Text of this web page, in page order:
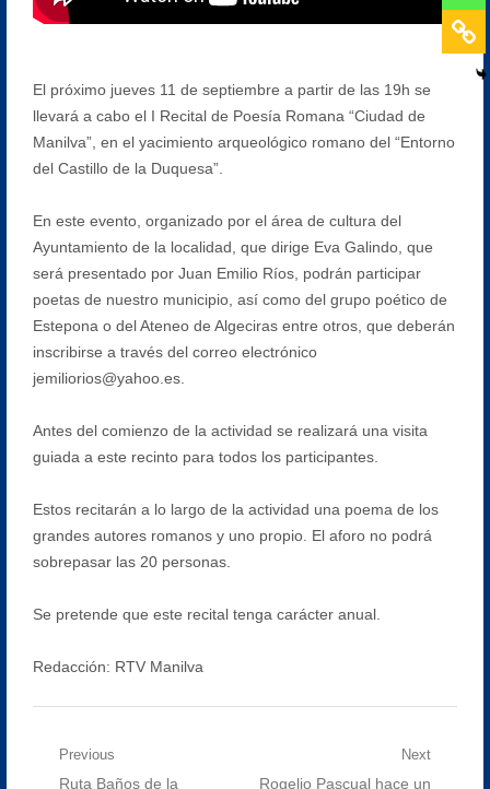
El próximo jueves 11 de septiembre a partir de las 19h se
llevará a cabo el I Recital de Poesía Romana “Ciudad de
Manilva”, en el yacimiento arqueológico romano del “Entorno
del Castillo de la Duquesa”.
En este evento, organizado por el área de cultura del
Ayuntamiento de la localidad, que dirige Eva Galindo, que
será presentado por Juan Emilio Ríos, podrán participar
poetas de nuestro municipio, así como del grupo poético de
Estepona o del Ateneo de Algeciras entre otros, que deberán
inscribirse a través del correo electrónico
jemiliorios@yahoo.es.
Antes del comienzo de la actividad se realizará una visita
guiada a este recinto para todos los participantes.
Estos recitarán a lo largo de la actividad una poema de los
grandes autores romanos y uno propio. El aforo no podrá
sobrepasar las 20 personas.
Se pretende que este recital tenga carácter anual.
Redacción: RTV Manilva
Navegación
Previous
Previous
Ruta Baños de la
Next
Next
Rogelio Pascual hace un